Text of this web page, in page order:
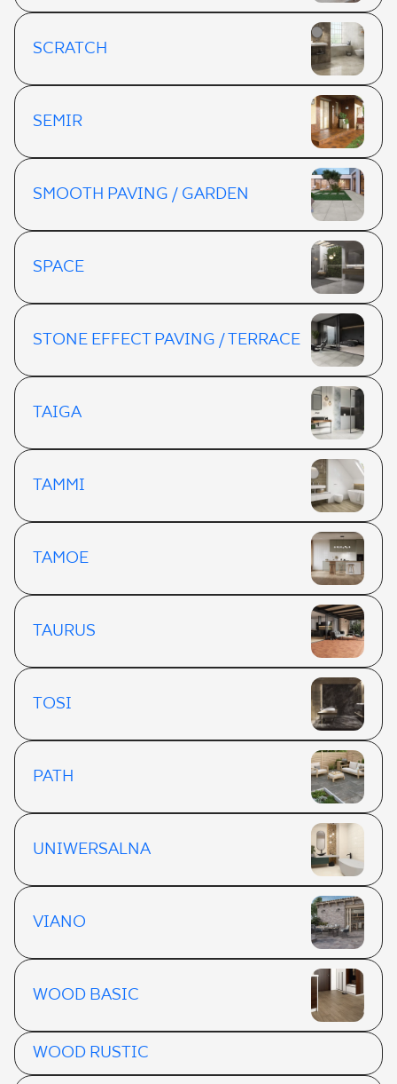
SCRATCH
SEMIR
SMOOTH PAVING / GARDEN
SPACE
STONE EFFECT PAVING / TERRACE
TAIGA
TAMMI
TAMOE
TAURUS
TOSI
PATH
UNIWERSALNA
VIANO
WOOD BASIC
WOOD RUSTIC